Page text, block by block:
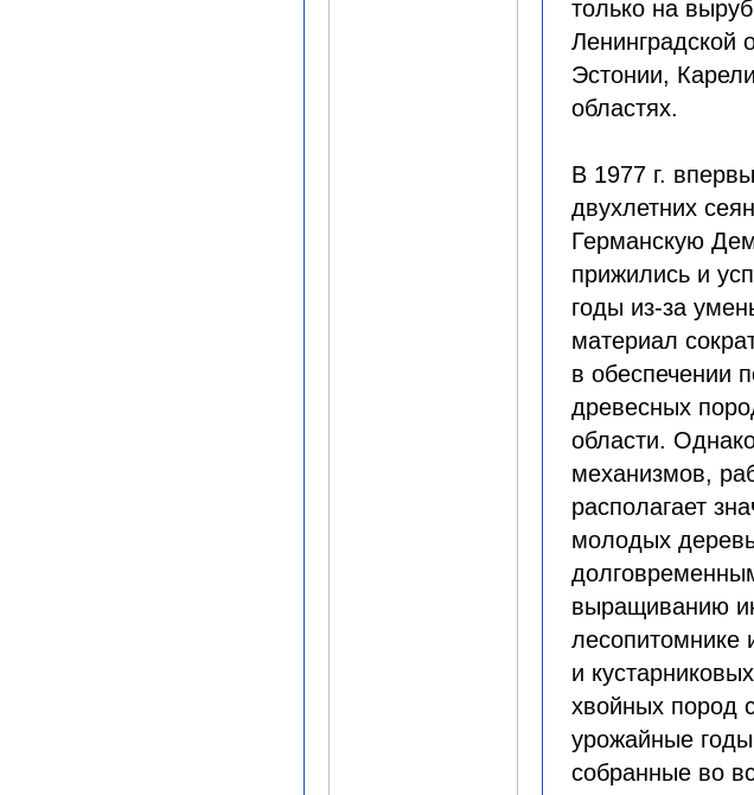
только на
Ленинградской
Эстонии,
областях.
В 1977 г.
двухлетних
Германскую
прижились и
годы из-за
материал
в обеспечении
древесных
области.
механизмов,
располагает
молодых
выращиванию
лесопитомнике
и
хвойных пород
урожайные
собранные во